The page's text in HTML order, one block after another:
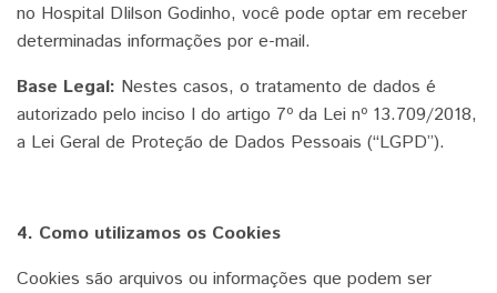
no Hospital DIilson Godinho, você pode optar em receber
determinadas informações por e-mail.
Base Legal: Nestes casos, o tratamento de dados é
autorizado pelo inciso I do artigo 7º da Lei nº 13.709/2018,
a Lei Geral de Proteção de Dados Pessoais (“LGPD”).
4. Como utilizamos os Cookies
Cookies são arquivos ou informações que podem ser